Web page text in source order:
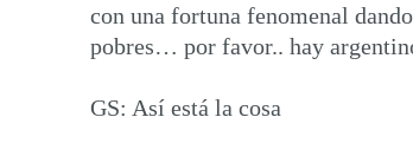
con una fortuna fenomenal
pobres… por favor.. hay
GS: Así está la cosa